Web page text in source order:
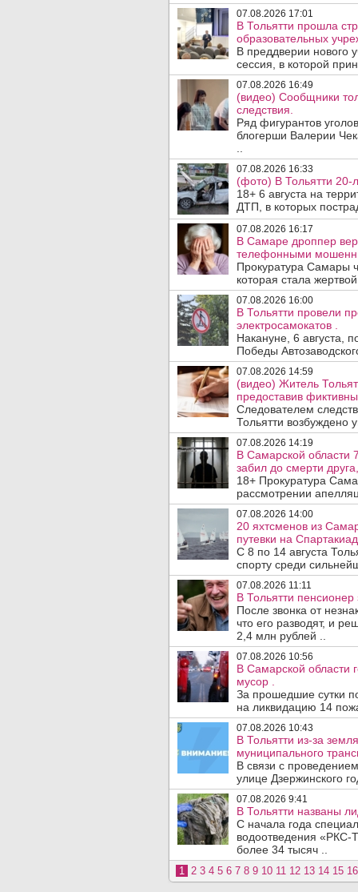
07.08.2026 17:01
В Тольятти прошла
образовательных
В преддверии нового
сессия, в которой
07.08.2026 16:49
(видео) Сообщники
следствия.
Ряд фигурантов
блогерши Валерии
07.08.2026 16:33
(фото) В Тольятти 20-
18+ 6 августа на
ДТП, в которых
07.08.2026 16:17
В Самаре дроппер
телефонными
Прокуратура Самары
которая стала
07.08.2026 16:00
В Тольятти провели
электросамокатов .
Накануне, 6 августа,
Победы
07.08.2026 14:59
(видео) Житель
предоставив
Следователем
Тольятти возбуждено
07.08.2026 14:19
В Самарской области
забил до смерти
18+ Прокуратура
рассмотрении
07.08.2026 14:00
20 яхтсменов из
путевки на
С 8 по 14 августа
спорту среди
07.08.2026 11:11
В Тольятти
После звонка от
что его разводят, и
2,4 млн рублей ..
07.08.2026 10:56
В Самарской области
мусор .
За прошедшие сутки
на ликвидацию 14
07.08.2026 10:43
В Тольятти из-за
муниципального
В связи с
улице Дзержинского
07.08.2026 9:41
В Тольятти названы
С начала года
водоотведения «РКС-
более 34 тысяч ..
1 2 3 4 5 6 7 8 9 10 11 12 13 14 15 16